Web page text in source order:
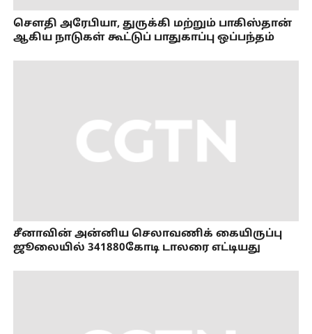
செளதி அரேபியா, துருக்கி மற்றும் பாகிஸ்தான்
ஆகிய நாடுகள் கூட்டுப் பாதுகாப்பு ஒப்பந்தம்
சீனாவின் அன்னிய செலாவணிக் கையிருப்பு
ஜூலையில் 341880கோடி டாலரை எட்டியது